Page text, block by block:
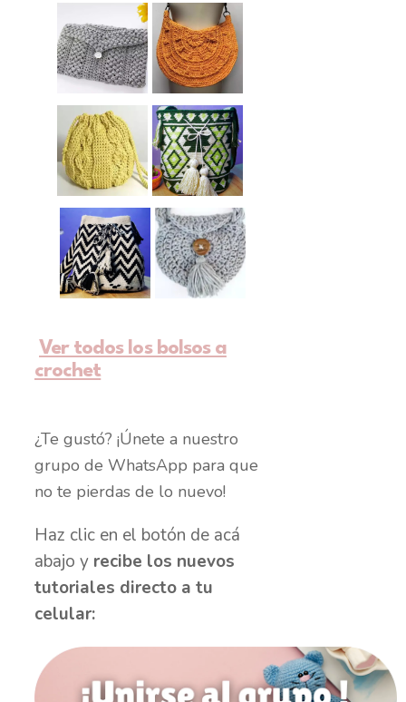
Ver todos los bolsos a
crochet
¿Te gustó? ¡Únete a nuestro
grupo de WhatsApp para que
no te pierdas de lo nuevo!
Haz clic en el botón de acá
abajo y recibe los nuevos
tutoriales directo a tu
celular: